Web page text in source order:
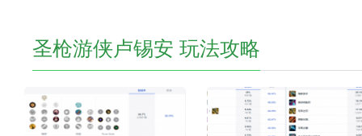
圣枪游侠卢锡安 玩法攻略